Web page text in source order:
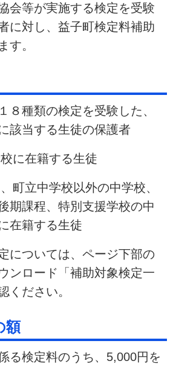
会等が実施する検定を受験
に対し、益子町検定料補助
す。
８種類の検定を受験した、
該当する生徒の保護者
に在籍する生徒
町立中学校以外の中学校、
期課程、特別支援学校の中
在籍する生徒
については、ページ下部の
ンロード「補助対象検定一
ください。
額
る検定料のうち、5,000円を